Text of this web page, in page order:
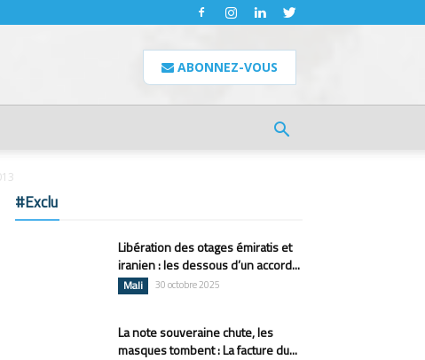
ABONNEZ-VOUS
#Exclu
Libération des otages émiratis et
iranien : les dessous d’un accord...
Mali 30 octobre 2025
La note souveraine chute, les
masques tombent : La facture du...